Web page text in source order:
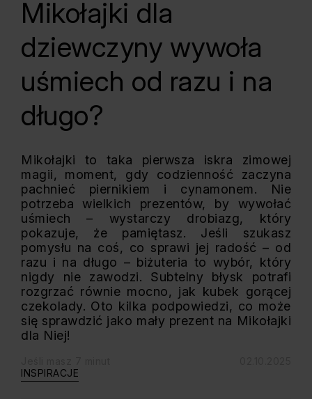
Mikołajki dla
dziewczyny wywoła
uśmiech od razu i na
długo?
Mikołajki to taka pierwsza iskra zimowej
magii, moment, gdy codzienność zaczyna
pachnieć piernikiem i cynamonem. Nie
potrzeba wielkich prezentów, by wywołać
uśmiech – wystarczy drobiazg, który
pokazuje, że pamiętasz. Jeśli szukasz
pomysłu na coś, co sprawi jej radość – od
razu i na długo – biżuteria to wybór, który
nigdy nie zawodzi. Subtelny błysk potrafi
rozgrzać równie mocno, jak kubek gorącej
czekolady. Oto kilka podpowiedzi, co może
się sprawdzić jako mały prezent na Mikołajki
dla Niej!
INSPIRACJE